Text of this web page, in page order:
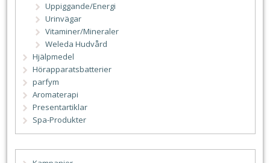
Uppiggande/Energi
Urinvägar
Vitaminer/Mineraler
Weleda Hudvård
Hjälpmedel
Hörapparatsbatterier
parfym
Aromaterapi
Presentartiklar
Spa-Produkter